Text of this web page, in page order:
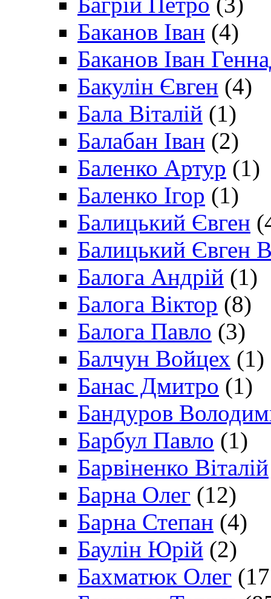
Баканов Іван (4)
Баканов Іван
Бакулін Євген (4)
Бала Віталій (1)
Балабан Іван (2)
Баленко Артур (1)
Баленко Ігор (1)
Балицький Євген
Балицький Євген
Балога Андрій (1)
Балога Віктор (8)
Балога Павло (3)
Балчун Войцех (1)
Банас Дмитро (1)
Бандуров
Барбул Павло (1)
Барвіненко Віталій
Барна Олег (12)
Барна Степан (4)
Баулін Юрій (2)
Бахматюк Олег